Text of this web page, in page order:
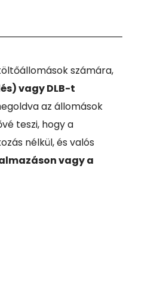
számára,
vagy DLB-t
az állomások
teszi, hogy a
nélkül, és valós
vagy a